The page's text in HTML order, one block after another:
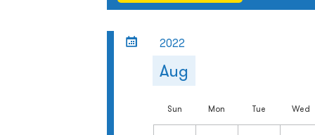
2022
Aug
Sun Mon Tue Wed